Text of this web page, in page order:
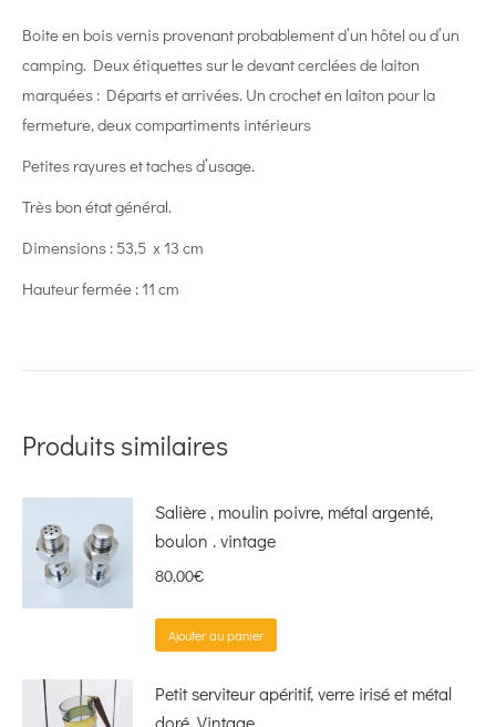
Boite en bois vernis provenant probablement d’un hôtel ou d’un
camping. Deux étiquettes sur le devant cerclées de laiton
marquées : Départs et arrivées. Un crochet en laiton pour la
fermeture, deux compartiments intérieurs
Petites rayures et taches d’usage.
Très bon état général.
Dimensions : 53,5 x 13 cm
Hauteur fermée : 11 cm
Produits similaires
Salière , moulin poivre, métal argenté,
boulon . vintage
80,00€
Ajouter au panier
Petit serviteur apéritif, verre irisé et métal
doré, Vintage